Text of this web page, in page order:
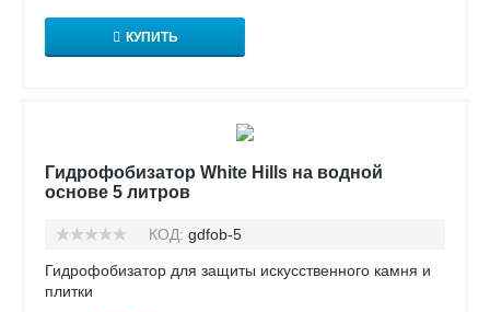
КУПИТЬ
Гидрофобизатор White Hills на водной
основе 5 литров
КОД: gdfob-5
Гидрофобизатор для защиты искусственного камня и
плитки